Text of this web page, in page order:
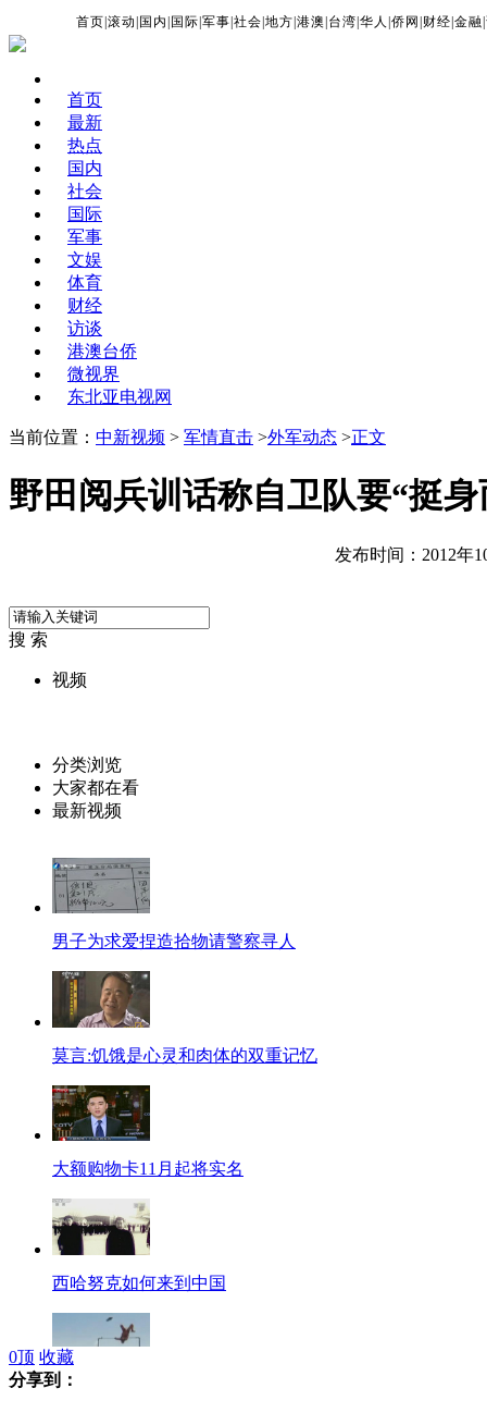
首页 |滚动 国内 国际 |军事 |社会 |地方 |港澳 台湾 |华人 |侨网 财经 |金融 |
首页
最新
热点
国内
社会
国际
军事
文娱
体育
财经
访谈
港澳台侨
微视界
东北亚电视网
当前位置： 中新视频 > 军情直击 >外军动态 >正文
野田阅兵训话称自卫队要“挺身
发布时间：2012年
搜 索
视频
分类浏览
大家都在看
最新视频
男子为求爱捏造拾物请警察寻人
莫言:饥饿是心灵和肉体的双重记忆
大额购物卡11月起将实名
西哈努克如何来到中国
0顶 收藏
分享到：